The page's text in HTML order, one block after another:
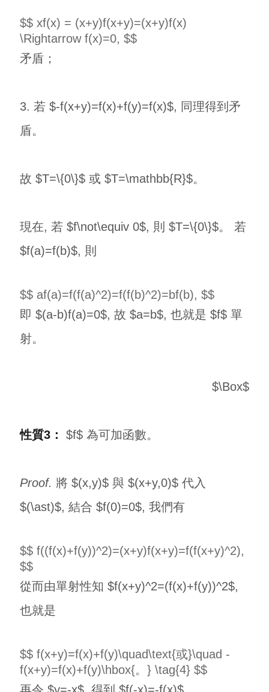
$$ xf(x) = (x+y)f(x+y)=(x+y)f(x)
\Rightarrow f(x)=0, $$
矛盾；
3. 若 $-f(x+y)=f(x)+f(y)=f(x)$, 同理得到矛
盾。
故 $T=\{0\}$ 或 $T=\mathbb{R}$。
現在, 若 $f\not\equiv 0$, 則 $T=\{0\}$。 若
$f(a)=f(b)$, 則
$$ af(a)=f(f(a)^2)=f(f(b)^2)=bf(b), $$
即 $(a-b)f(a)=0$, 故 $a=b$, 也就是 $f$ 單
射。
$\Box$
性質3： $f$ 為可加函數。
Proof. 將 $(x,y)$ 與 $(x+y,0)$ 代入
$(\ast)$, 結合 $f(0)=0$, 我們有
$$ f((f(x)+f(y))^2)=(x+y)f(x+y)=f(f(x+y)^2),
$$
從而由單射性知 $f(x+y)^2=(f(x)+f(y))^2$,
也就是
$$ f(x+y)=f(x)+f(y)\quad\text{或}\quad -
f(x+y)=f(x)+f(y)\hbox{。} \tag{4} $$